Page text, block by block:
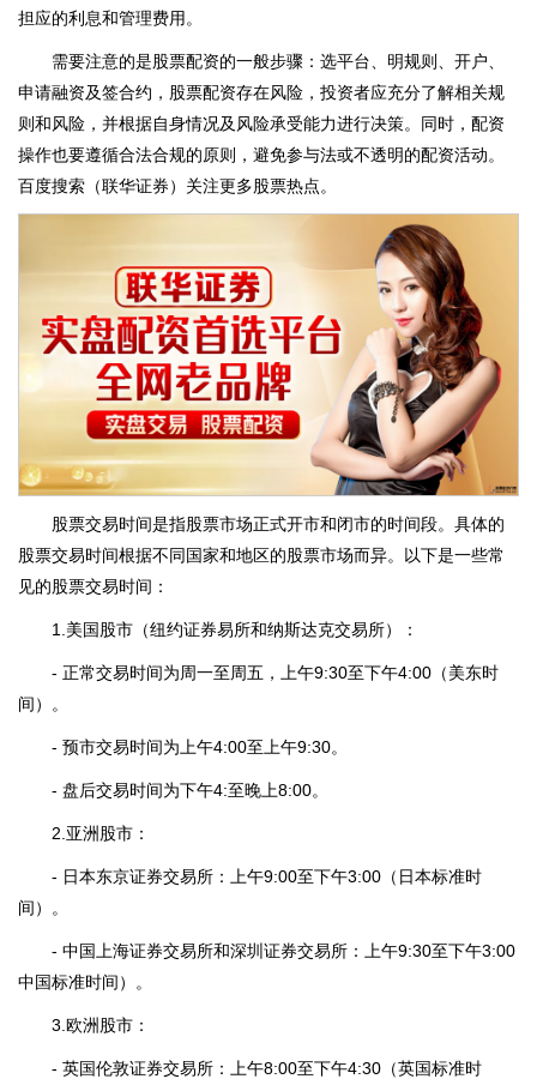
担应的利息和管理费用。
需要注意的是股票配资的一般步骤：选平台、明规则、开户、
申请融资及签合约，股票配资存在风险，投资者应充分了解相关规
则和风险，并根据自身情况及风险承受能力进行决策。同时，配资
操作也要遵循合法合规的原则，避免参与法或不透明的配资活动。
百度搜索（联华证券）关注更多股票热点。
股票交易时间是指股票市场正式开市和闭市的时间段。具体的
股票交易时间根据不同国家和地区的股票市场而异。以下是一些常
见的股票交易时间：
1.美国股市（纽约证券易所和纳斯达克交易所）：
- 正常交易时间为周一至周五，上午9:30至下午4:00（美东时
间）。
- 预市交易时间为上午4:00至上午9:30。
- 盘后交易时间为下午4:至晚上8:00。
2.亚洲股市：
- 日本东京证券交易所：上午9:00至下午3:00（日本标准时
间）。
- 中国上海证券交易所和深圳证券交易所：上午9:30至下午3:00
中国标准时间）。
3.欧洲股市：
- 英国伦敦证券交易所：上午8:00至下午4:30（英国标准时